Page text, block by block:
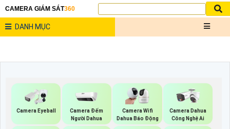
CAMERA GIÁM SÁT360
DANH MỤC
Camera Eyeball
Camera Đếm
Người Dahua
Camera Wifi
Dahua Báo Động
Camera Dahua
Công Nghệ Ai